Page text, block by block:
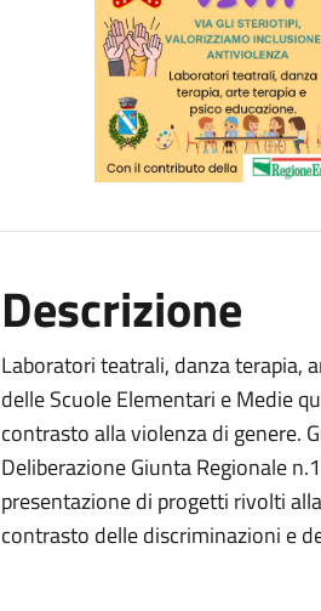
Descrizione
Laboratori teatrali, danza terapia,
delle Scuole Elementari e Medie
contrasto alla violenza di genere.
Deliberazione Giunta Regionale
presentazione di progetti rivolti
contrasto delle discriminazioni e